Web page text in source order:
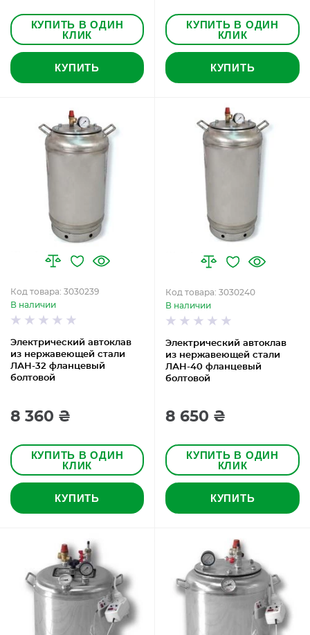
КУПИТЬ В ОДИН
КЛИК
КУПИТЬ
КУПИТЬ В ОДИН
КЛИК
КУПИТЬ
Электрический автоклав
из нержавеющей стали
ЛАН-32 фланцевый
болтовой
Код товара: 3030239
В наличии
8 360 ₴
КУПИТЬ В ОДИН
КЛИК
КУПИТЬ
Электрический автоклав
из нержавеющей стали
ЛАН-40 фланцевый
болтовой
Код товара: 3030240
В наличии
8 650 ₴
КУПИТЬ В ОДИН
КЛИК
КУПИТЬ